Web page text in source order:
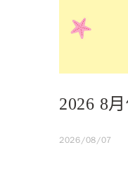
2026 8
2026/08/07